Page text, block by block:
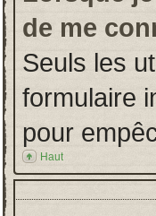
de me
Seuls les
formulaire
pour
Haut